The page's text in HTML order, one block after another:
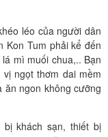
léo của người dân
Kon Tum phải kể đến
mì muối chua,.. Bạn
ngọt thơm dai mềm
ăn ngon không cưỡng
khách sạn, thiết bị